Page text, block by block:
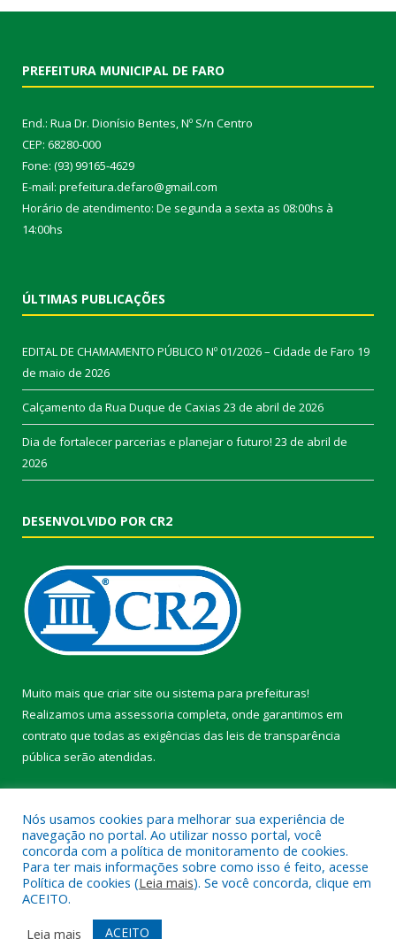
PREFEITURA MUNICIPAL DE FARO
End.: Rua Dr. Dionísio Bentes, Nº S/n Centro
CEP: 68280-000
Fone: (93) 99165-4629
E-mail: prefeitura.defaro@gmail.com
Horário de atendimento: De segunda a sexta as 08:00hs à
14:00hs
ÚLTIMAS PUBLICAÇÕES
EDITAL DE CHAMAMENTO PÚBLICO Nº 01/2026 – Cidade de Faro 19
de maio de 2026
Calçamento da Rua Duque de Caxias 23 de abril de 2026
Dia de fortalecer parcerias e planejar o futuro! 23 de abril de
2026
DESENVOLVIDO POR CR2
Muito mais que criar site ou sistema para prefeituras!
Realizamos uma assessoria completa, onde garantimos em
contrato que todas as exigências das leis de transparência
pública serão atendidas.
Todos os direitos reservados a Prefeitura Municipal de Faro.
Mapa do Site Acessar Área Administrativa
Nós usamos cookies para melhorar sua experiência de
navegação no portal. Ao utilizar nosso portal, você
concorda com a política de monitoramento de cookies.
Para ter mais informações sobre como isso é feito, acesse
Política de cookies (Leia mais). Se você concorda, clique em
ACEITO.
Leia mais
ACEITO